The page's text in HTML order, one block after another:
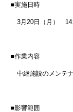
■実施日時
3月20日（月）
■作業内容
中継施設のメンテ
■影響範囲